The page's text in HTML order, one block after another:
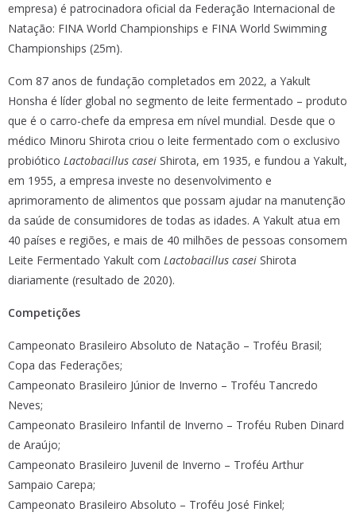
empresa) é patrocinadora oficial da Federação Internacional de
Natação: FINA World Championships e FINA World Swimming
Championships (25m).
Com 87 anos de fundação completados em 2022, a Yakult
Honsha é líder global no segmento de leite fermentado – produto
que é o carro-chefe da empresa em nível mundial. Desde que o
médico Minoru Shirota criou o leite fermentado com o exclusivo
probiótico Lactobacillus casei Shirota, em 1935, e fundou a Yakult,
em 1955, a empresa investe no desenvolvimento e
aprimoramento de alimentos que possam ajudar na manutenção
da saúde de consumidores de todas as idades. A Yakult atua em
40 países e regiões, e mais de 40 milhões de pessoas consomem
Leite Fermentado Yakult com Lactobacillus casei Shirota
diariamente (resultado de 2020).
Competições
Campeonato Brasileiro Absoluto de Natação – Troféu Brasil;
Copa das Federações;
Campeonato Brasileiro Júnior de Inverno – Troféu Tancredo
Neves;
Campeonato Brasileiro Infantil de Inverno – Troféu Ruben Dinard
de Araújo;
Campeonato Brasileiro Juvenil de Inverno – Troféu Arthur
Sampaio Carepa;
Campeonato Brasileiro Absoluto – Troféu José Finkel;